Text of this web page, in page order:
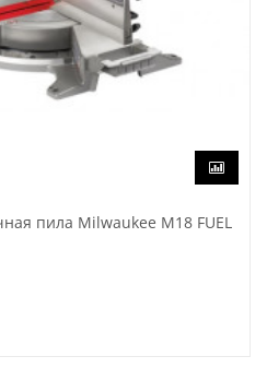
пила Milwaukee M18 FUEL